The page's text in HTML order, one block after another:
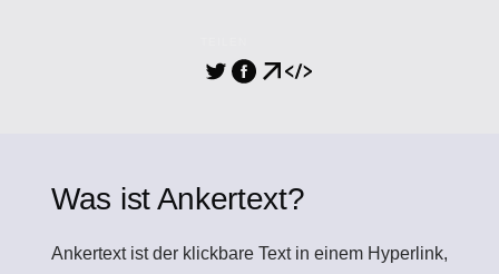
Was ist Ankertext?
Ankertextist der klickbare Text in einem Hyperlink,